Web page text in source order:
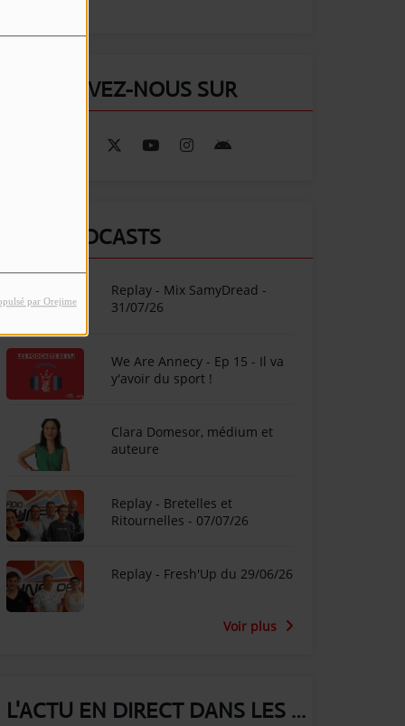
par Orejime
RETROUVEZ-NOUS SUR
NOS PODCASTS
Replay - Mix SamyDread -
31/07/26
We Are Annecy - Ep 15 - Il va
y'avoir du sport !
Clara Domesor, médium et
auteure
Replay - Bretelles et
Ritournelles - 07/07/26
Replay - Fresh'Up du 29/06/26
Voir plus
L'ACTU EN DIRECT DANS LES ALPES !